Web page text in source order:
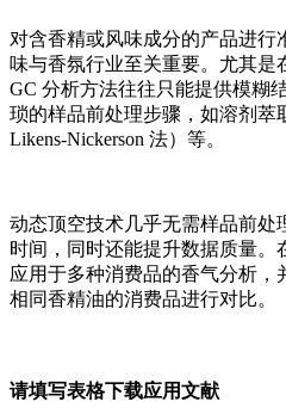
对含香精或风味成分的产品进行
味与香氛行业至关重要。尤其是
GC 分析方法往往只能提供模糊
琐的样品前处理步骤，如溶剂萃
Likens-Nickerson 法）等。
动态顶空技术几乎无需样品前处
时间，同时还能提升数据质量。
应用于多种消费品的香气分析，
相同香精油的消费品进行对比。
请填写表格下载应用文献